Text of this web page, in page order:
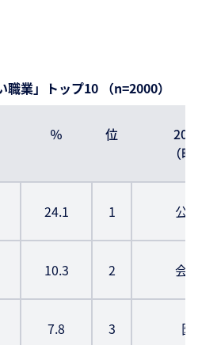
業」トップ10 （n=2000）
％ 位
（
24.1 1 公
10.3 2 会
7.8 3 医